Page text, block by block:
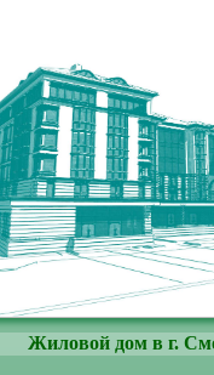
Жиловой дом в г.